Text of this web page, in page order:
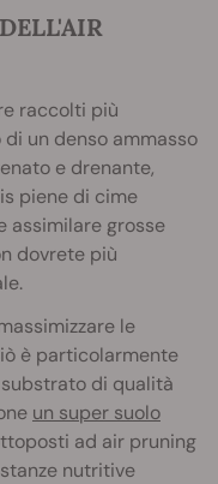
raccolti più
un denso ammasso
e drenante,
piene di cime
assimilare grosse
dovrete più
le
è particolarmente
di qualità
un super suolo
ad air pruning
nutritive